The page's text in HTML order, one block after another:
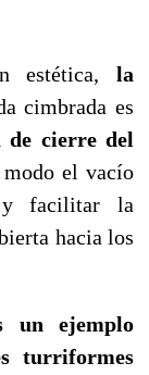
la
cimbrada es
cierre del
modo el vacío
facilitar la
hacia los
un ejemplo
turriformes